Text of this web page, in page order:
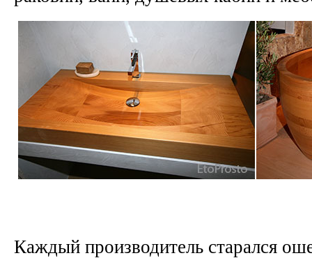
Каждый производитель старался